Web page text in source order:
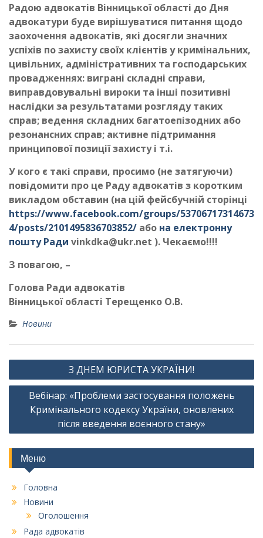
Радою адвокатів Вінницької області до Дня
адвокатури буде вирішуватися питання щодо
заохочення адвокатів, які досягли значних
успіхів по захисту своїх клієнтів у кримінальних,
цивільних, адміністративних та господарських
провадженнях: виграні складні справи,
виправдовувальні вироки та інші позитивні
наслідки за результатами розгляду таких
справ; ведення складних багатоепізодних або
резонансних справ; активне підтримання
принципової позиції захисту і т.і.
У кого є такі справи, просимо (не затягуючи)
повідомити про це Раду адвокатів з коротким
викладом обставин (на цій фейсбучній сторінці
https://www.facebook.com/groups/53706717314673
4/posts/2101495836703852/ або на електронну
пошту Ради vinkdka@ukr.net ). Чекаємо!!!!
З повагою, –
Голова Ради адвокатів
Вінницької області Терещенко О.В.
Новини
Навігація
записів
З ДНЕМ ЮРИСТА УКРАЇНИ!
Вебінар: «Проблеми застосування положень
Кримінального кодексу України, оновлених
після введення воєнного стану»
Меню
Головна
Новини
Оголошення
Рада адвокатів